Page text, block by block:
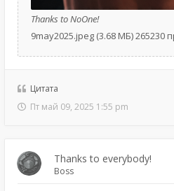
Thanks to NoOne!
9may2025.jpeg (3.68 МБ) 265230
Цитата
Пт май 09, 2025 1:55 pm
Thanks to everybody!
Boss